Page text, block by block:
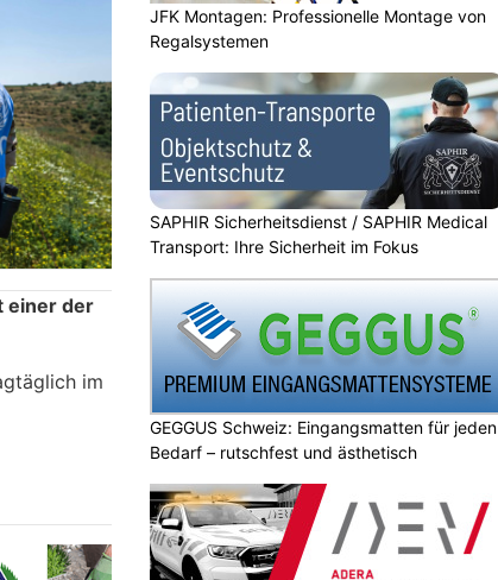
einer der
im
JFK Montagen: Professionelle Montage von
Regalsystemen
SAPHIR Sicherheitsdienst / SAPHIR Medical
Transport: Ihre Sicherheit im Fokus
GEGGUS Schweiz: Eingangsmatten für jeden
Bedarf – rutschfest und ästhetisch